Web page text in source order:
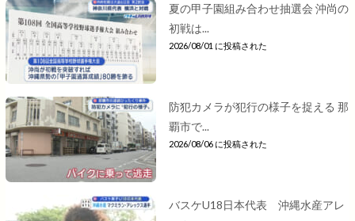
夏の甲子園組み合わせ抽選会 沖尚の
初戦は...
2026/08/01 に投稿された
防犯カメラが犯行の様子を捉える 那
覇市で...
2026/08/06 に投稿された
バスケU18日本代表 沖縄水産アレ